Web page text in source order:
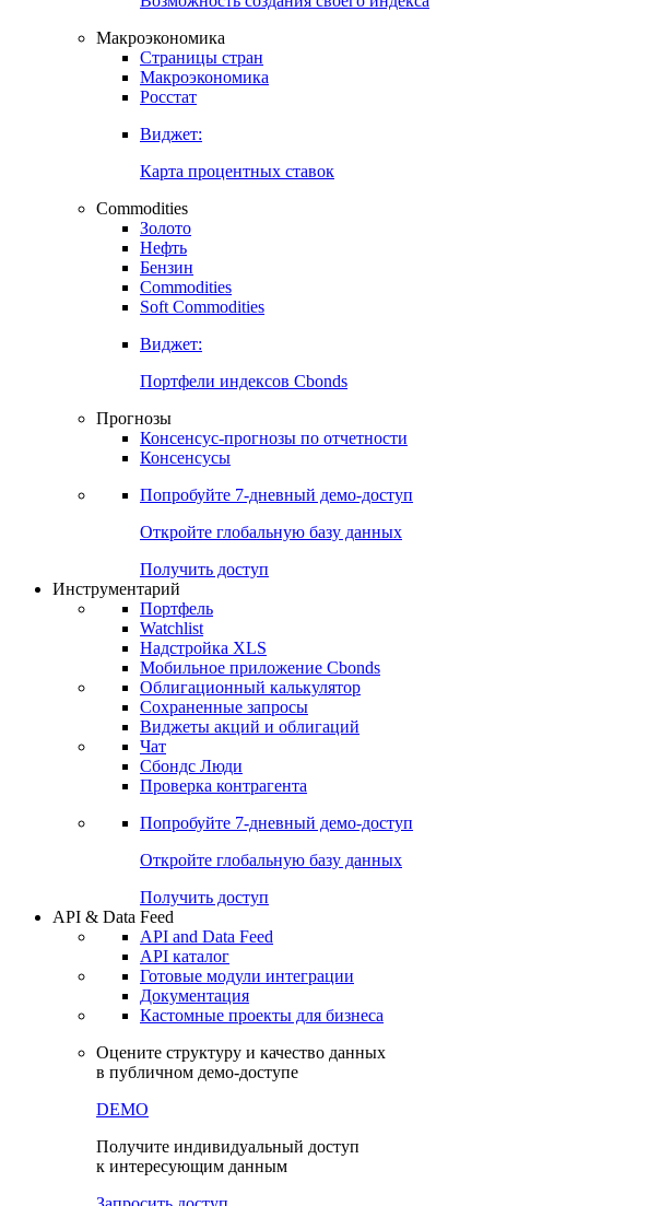
Макроэкономика
Страницы стран
Макроэкономика
Росстат
Виджет:
Карта процентных ставок
Commodities
Золото
Нефть
Бензин
Commodities
Soft Commodities
Виджет:
Портфели индексов Cbonds
Прогнозы
Консенсус-прогнозы по отчетности
Консенсусы
Попробуйте 7-дневный демо-доступ
Откройте глобальную базу данных
Получить доступ
Инструментарий
Портфель
Watchlist
Надстройка XLS
Мобильное приложение Cbonds
Облигационный калькулятор
Сохраненные запросы
Виджеты акций и облигаций
Чат
Сбондс Люди
Проверка контрагента
Попробуйте 7-дневный демо-доступ
Откройте глобальную базу данных
Получить доступ
API & Data Feed
API and Data Feed
API каталог
Готовые модули интеграции
Документация
Кастомные проекты для бизнеса
Оцените структуру и качество данных
в публичном демо-доступе
DEMO
Получите индивидуальный доступ
к интересующим данным